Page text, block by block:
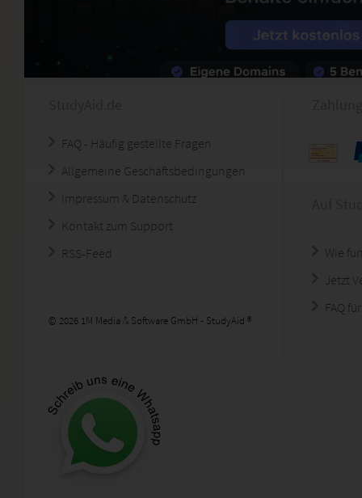
FAQ - Häufig gestellte Fragen
Allgemeine Geschäftsbedingungen
Impressum & Datenschutz
Kontakt zum Support
RSS-Feed
© 2026 1M Media & Software GmbH - StudyAid ®
Wie
Jetzt
FAQ